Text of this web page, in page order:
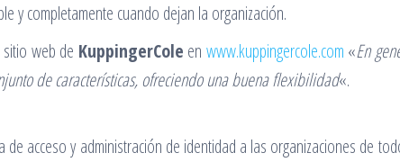
y completamente cuando dejan la organización.
web de KuppingerCole en www.kuppingercole.com «En
de características, ofreciendo una buena flexibilidad«.
acceso y administración de identidad a las organizaciones de